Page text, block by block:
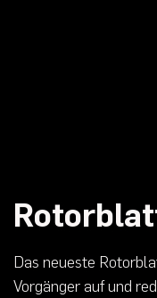
Das neueste
Vorgänger auf und